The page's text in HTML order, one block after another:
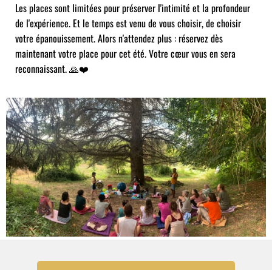
Les places sont limitées pour préserver l'intimité et la profondeur
de l'expérience. Et le temps est venu de vous choisir, de choisir
votre épanouissement. Alors n'attendez plus : réservez dès
maintenant votre place pour cet été. Votre cœur vous en sera
reconnaissant. 🙏❤️